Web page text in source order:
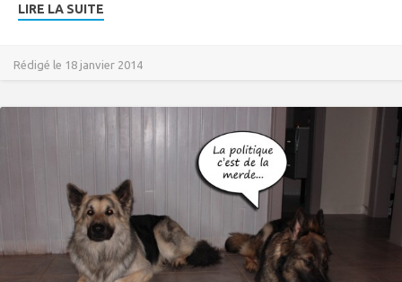
LIRE LA SUITE
Rédigé le 18 janvier 2014